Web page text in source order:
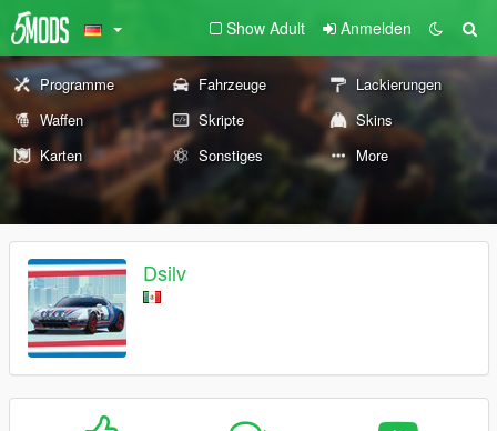
Show Adult Anmelden
Programme Fahrzeuge
Lackierungen
Waffen
Skripte
Skins
Karten
Sonstiges More
Dsilv